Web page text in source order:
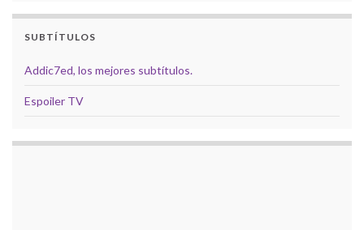
SUBTÍTULOS
Addic7ed, los mejores subtítulos.
Espoiler TV